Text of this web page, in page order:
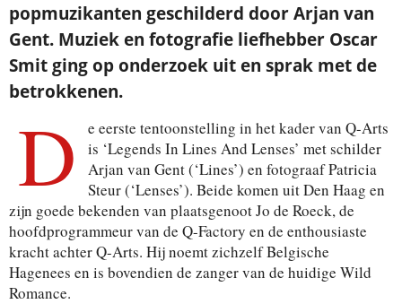
popmuzikanten geschilderd door Arjan van
Gent. Muziek en fotografie liefhebber Oscar
Smit ging op onderzoek uit en sprak met de
betrokkenen.
D
e eerste tentoonstelling in het kader van Q-Arts
is ‘Legends In Lines And Lenses’ met schilder
Arjan van Gent (‘Lines’) en fotograaf Patricia
Steur (‘Lenses’). Beide komen uit Den Haag en
zijn goede bekenden van plaatsgenoot Jo de Roeck, de
hoofdprogrammeur van de Q-Factory en de enthousiaste
kracht achter Q-Arts. Hij noemt zichzelf Belgische
Hagenees en is bovendien de zanger van de huidige Wild
Romance.